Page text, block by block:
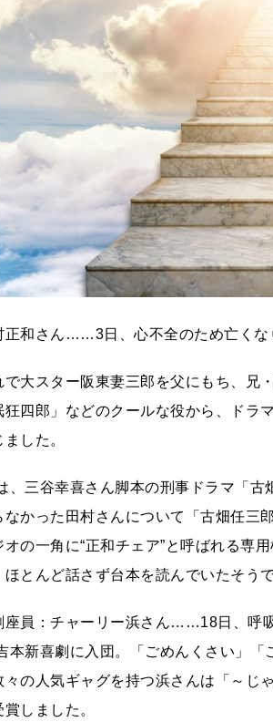
正和さん……3日、心不全のため亡くな
で大スター阪東妻三郎を父にもち、兄
狂四郎」などのクールな役から、ド
した。
、三谷幸喜さん脚本の刑事ドラマ「
なかった田村さんについて「古畑任三
オの一角に“正和チェア”と呼ばれる専
とんど話さず台本を読んでいたそうで
座員：チャーリー浜さん……18日、呼
本新喜劇に入団。「ごめんくさい」
々の人気ギャグを持つ浜さんは「～じ
しました。